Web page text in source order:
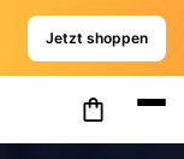
Jetzt shoppen